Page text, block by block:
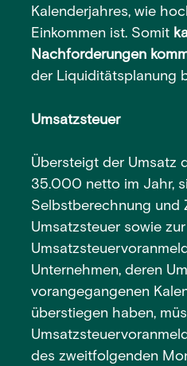
Kalenderjahres, wie
Einkommen ist. Somit
Nachforderungen
der Liquiditätsplanung
Umsatzsteuer
Übersteigt der Umsatz
35.000 netto im Jahr,
Selbstberechnung und
Umsatzsteuer sowie
Unternehmen, deren
vorangegangenen
überstiegen haben,
des zweitfolgenden